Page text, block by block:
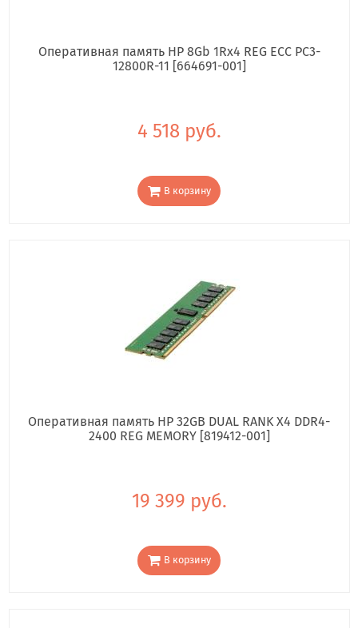
Оперативная память HP 8Gb 1Rx4 REG ECC PC3-
12800R-11 [664691-001]
4 518 руб.
В корзину
Оперативная память HP 32GB DUAL RANK X4 DDR4-
2400 REG MEMORY [819412-001]
19 399 руб.
В корзину